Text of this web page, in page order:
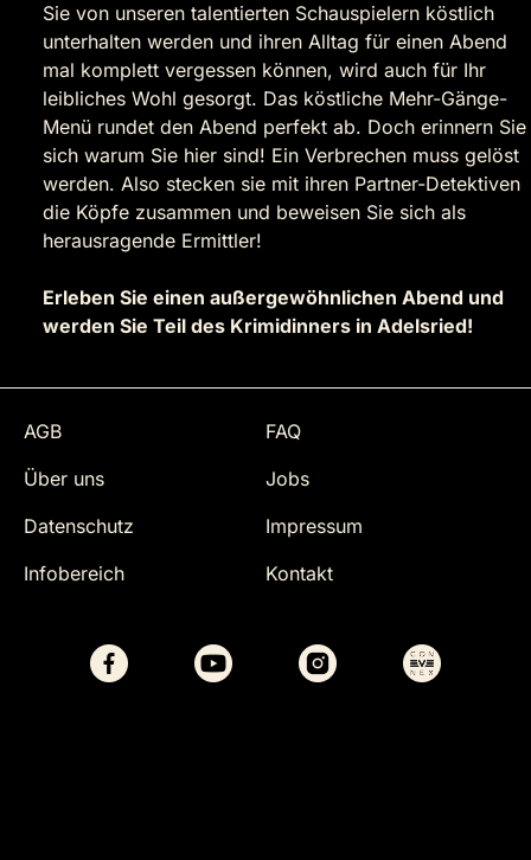
Sie von unseren talentierten Schauspielern köstlich
unterhalten werden und ihren Alltag für einen Abend
mal komplett vergessen können, wird auch für Ihr
leibliches Wohl gesorgt. Das köstliche Mehr-Gänge-
Menü rundet den Abend perfekt ab. Doch erinnern Sie
sich warum Sie hier sind! Ein Verbrechen muss gelöst
werden. Also stecken sie mit ihren Partner-Detektiven
die Köpfe zusammen und beweisen Sie sich als
herausragende Ermittler!
Erleben Sie einen außergewöhnlichen Abend und
werden Sie Teil des Krimidinners in Adelsried!
AGB
FAQ
Über uns
Jobs
Datenschutz
Impressum
Infobereich
Kontakt